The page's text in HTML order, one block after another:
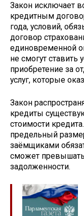
Закон исключает
кредитным
года, условий,
договор
единовременной
не смогут
приобретение за
услуг, которые
Закон
кредиты
стоимости
предельный
заёмщиками
сможет
задолженности.